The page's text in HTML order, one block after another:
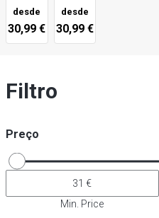
desde
30,99 €
desde
30,99 €
Filtro
Preço
Min. Price